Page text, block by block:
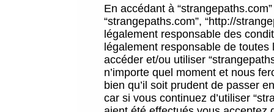
En accédant à
“strangepaths.com”, “http://
légalement responsable des
légalement responsable de
accéder et/ou utiliser
n’importe quel moment et nous
bien qu’il soit prudent de passer
car si vous continuez d’utiliser